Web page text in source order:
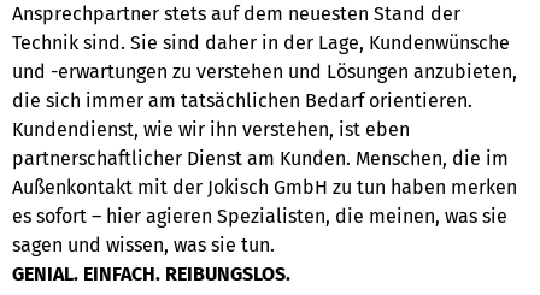
Ansprechpartner stets auf dem neuesten Stand der
Technik sind. Sie sind daher in der Lage, Kundenwünsche
und -erwartungen zu verstehen und Lösungen anzubieten,
die sich immer am tatsächlichen Bedarf orientieren.
Kundendienst, wie wir ihn verstehen, ist eben
partnerschaftlicher Dienst am Kunden. Menschen, die im
Außenkontakt mit der Jokisch GmbH zu tun haben merken
es sofort – hier agieren Spezialisten, die meinen, was sie
sagen und wissen, was sie tun.
GENIAL. EINFACH. REIBUNGSLOS.